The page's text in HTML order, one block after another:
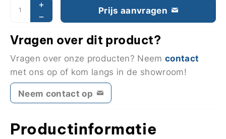
Prijs aanvragen
Vragen over dit product?
Vragen over onze producten? Neem contact
met ons op of kom langs in de showroom!
Neem contact op
Productinformatie